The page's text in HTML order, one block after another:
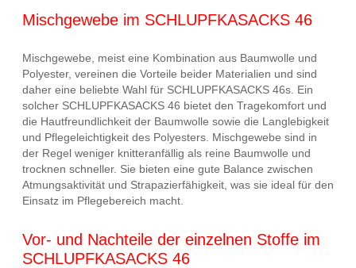
Mischgewebe im SCHLUPFKASACKS 46
Mischgewebe, meist eine Kombination aus Baumwolle und
Polyester, vereinen die Vorteile beider Materialien und sind
daher eine beliebte Wahl für SCHLUPFKASACKS 46s. Ein
solcher SCHLUPFKASACKS 46 bietet den Tragekomfort und
die Hautfreundlichkeit der Baumwolle sowie die Langlebigkeit
und Pflegeleichtigkeit des Polyesters. Mischgewebe sind in
der Regel weniger knitteranfällig als reine Baumwolle und
trocknen schneller. Sie bieten eine gute Balance zwischen
Atmungsaktivität und Strapazierfähigkeit, was sie ideal für den
Einsatz im Pflegebereich macht.
Vor- und Nachteile der einzelnen Stoffe im
SCHLUPFKASACKS 46